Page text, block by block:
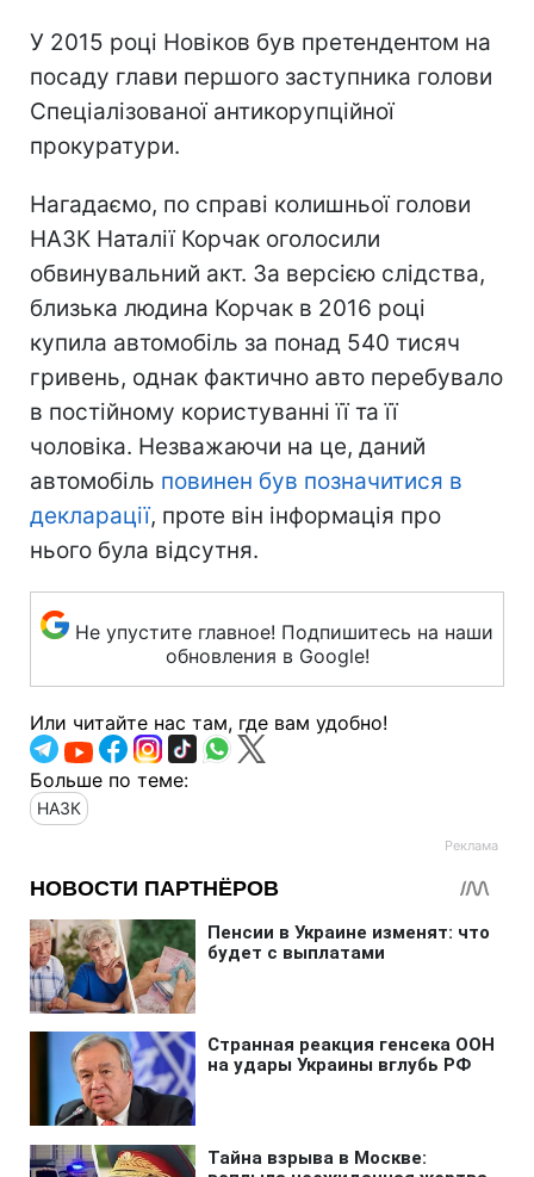
У 2015 році Новіков був претендентом на
посаду глави першого заступника голови
Спеціалізованої антикорупційної
прокуратури.
Нагадаємо, по справі колишньої голови
НАЗК Наталії Корчак оголосили
обвинувальний акт. За версією слідства,
близька людина Корчак в 2016 році
купила автомобіль за понад 540 тисяч
гривень, однак фактично авто перебувало
в постійному користуванні її та її
чоловіка. Незважаючи на це, даний
автомобіль повинен був позначитися в
декларації, проте він інформація про
нього була відсутня.
Не упустите главное! Подпишитесь на наши
обновления в Google!
Или читайте нас там, где вам удобно!
Больше по теме:
НАЗК